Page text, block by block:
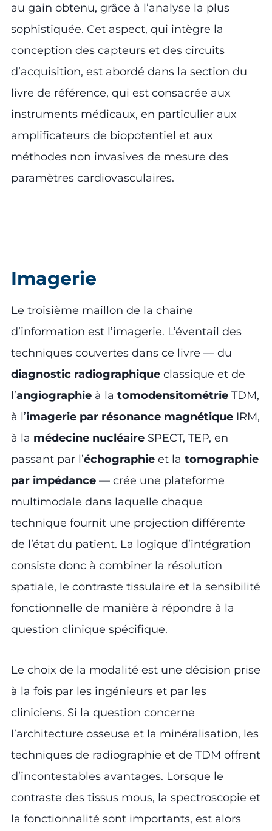
au gain obtenu, grâce à l’analyse la plus
sophistiquée. Cet aspect, qui intègre la
conception des capteurs et des circuits
d’acquisition, est abordé dans la section du
livre de référence, qui est consacrée aux
instruments médicaux, en particulier aux
amplificateurs de biopotentiel et aux
méthodes non invasives de mesure des
paramètres cardiovasculaires.
Imagerie
Le troisième maillon de la chaîne
d’information est l’imagerie. L’éventail des
techniques couvertes dans ce livre — du
diagnostic radiographique classique et de
l’angiographie à la tomodensitométrie TDM,
à l’imagerie par résonance magnétique IRM,
à la médecine nucléaire SPECT, TEP, en
passant par l’échographie et la tomographie
par impédance — crée une plateforme
multimodale dans laquelle chaque
technique fournit une projection différente
de l’état du patient. La logique d’intégration
consiste donc à combiner la résolution
spatiale, le contraste tissulaire et la sensibilité
fonctionnelle de manière à répondre à la
question clinique spécifique.
Le choix de la modalité est une décision prise
à la fois par les ingénieurs et par les
cliniciens. Si la question concerne
l’architecture osseuse et la minéralisation, les
techniques de radiographie et de TDM offrent
d’incontestables avantages. Lorsque le
contraste des tissus mous, la spectroscopie et
la fonctionnalité sont importants, est alors